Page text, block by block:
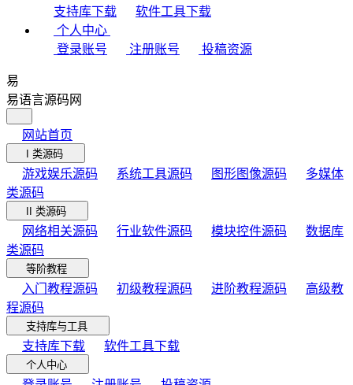
支持库下载
软件工具下载
个人中心
登录账号
注册账号 投稿资源
易
易语言源码网
网站首页
I 类源码
游戏娱乐源码 系统工具源码 图形图像源码
多媒体
类源码
II 类源码
网络相关源码 行业软件源码 模块控件源码
数据库
类源码
等阶教程
入门教程源码 初级教程源码 进阶教程源码
高级教
程源码
支持库与工具
支持库下载 软件工具下载
个人中心